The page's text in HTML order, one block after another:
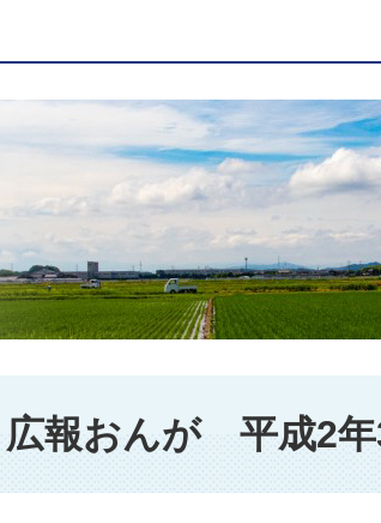
広報おんが 平成2年